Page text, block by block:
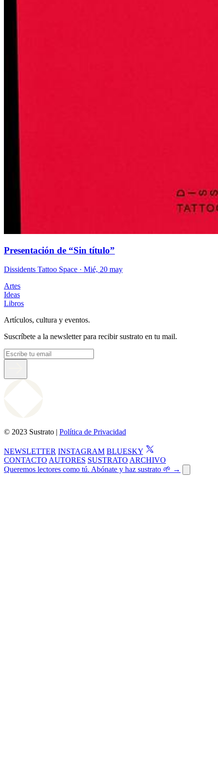
Presentación de “Sin título”
Dissidents Tattoo Space · Mié, 20 may
Artes
Ideas
Libros
Artículos, cultura y eventos.
Suscríbete a la newsletter para recibir sustrato en tu mail.
© 2023 Sustrato | Política de Privacidad
NEWSLETTER INSTAGRAM BLUESKY
CONTACTO AUTORES SUSTRATO ARCHIVO
Queremos lectores como tú. Abónate y haz sustrato 🌱 →